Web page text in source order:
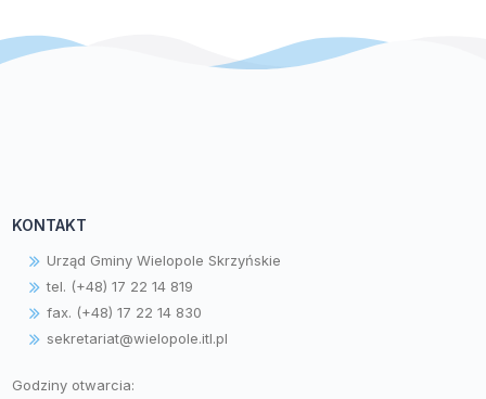
KONTAKT
Urząd Gminy Wielopole Skrzyńskie
tel. (+48) 17 22 14 819
fax. (+48) 17 22 14 830
sekretariat@wielopole.itl.pl
Godziny otwarcia: